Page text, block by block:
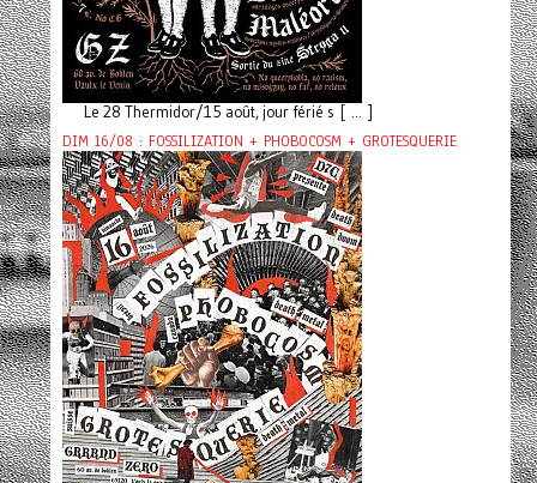
Le 28 Thermidor/15 août, jour férié s [ ... ]
DIM 16/08 : FOSSILIZATION + PHOBOCOSM + GROTESQUERIE